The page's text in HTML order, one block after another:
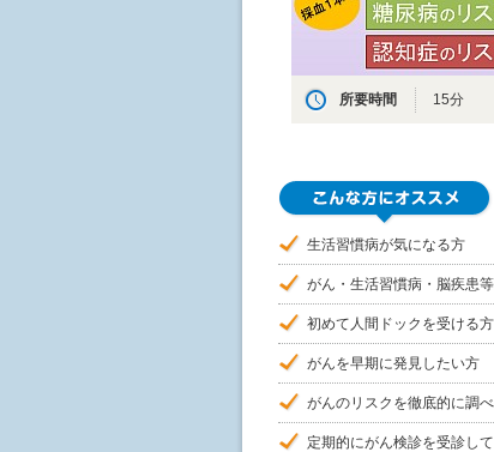
所要時間 15分
生活習慣病が気になる方
がん・生活習慣病・脳疾患
初めて人間ドックを受ける方
がんを早期に発見したい方
がんのリスクを徹底的に調
定期的にがん検診を受診し